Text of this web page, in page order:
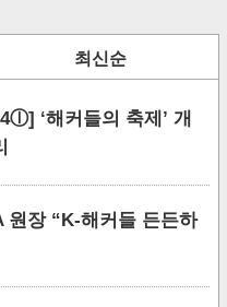
최신순
‘해커들의 축제’ 개
원장 “K-해커들 든든하